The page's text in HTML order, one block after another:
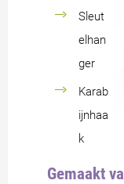
Sleut
elhan
ger
Karab
ijnhaa
k
Gemaakt